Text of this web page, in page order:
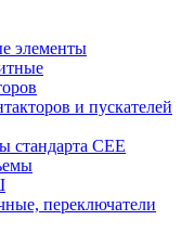
элементы
и пускателей
стандарта СЕЕ
переключатели